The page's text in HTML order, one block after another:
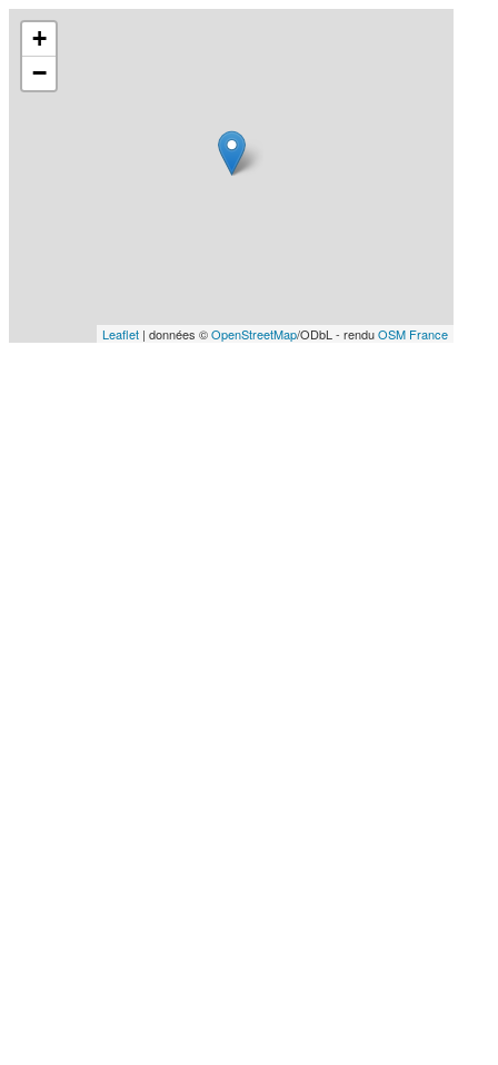
+
−
Leaflet | données ©OpenStreetMap/ODbL - renduOSM France